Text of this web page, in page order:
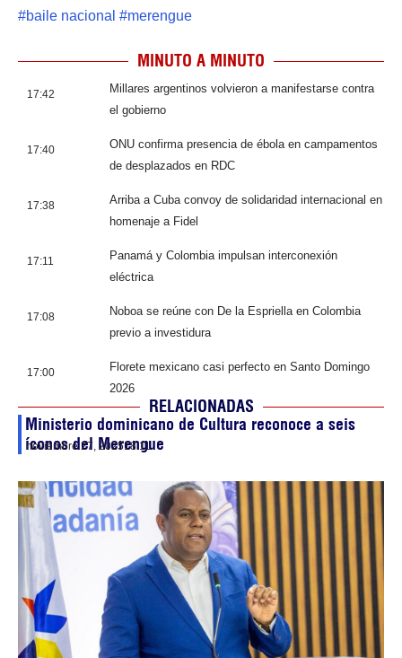
#baile nacional #merengue
MINUTO A MINUTO
17:42
Millares argentinos volvieron a manifestarse contra
el gobierno
17:40
ONU confirma presencia de ébola en campamentos
de desplazados en RDC
17:38
Arriba a Cuba convoy de solidaridad internacional en
homenaje a Fidel
17:11
Panamá y Colombia impulsan interconexión
eléctrica
17:08
Noboa se reúne con De la Espriella en Colombia
previo a investidura
17:00
Florete mexicano casi perfecto en Santo Domingo
2026
RELACIONADAS
Ministerio dominicano de Cultura reconoce a seis
íconos del Merengue
noviembre 27, 202518:11